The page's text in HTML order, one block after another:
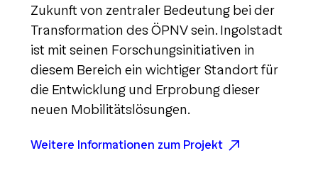
Zukunft von zentraler Bedeutung bei der
Transformation des ÖPNV sein. Ingolstadt
ist mit seinen Forschungsinitiativen in
diesem Bereich ein wichtiger Standort für
die Entwicklung und Erprobung dieser
neuen Mobilitätslösungen.
Weitere Informationen zum Projekt